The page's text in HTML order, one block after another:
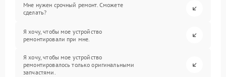
Мне нужен срочный ремонт. Сможете
сделать?
Я хочу, чтобы мое устройство
ремонтировали при мне.
Я хочу, чтобы мое устройство
ремонтировалось только оригинальными
запчастями.